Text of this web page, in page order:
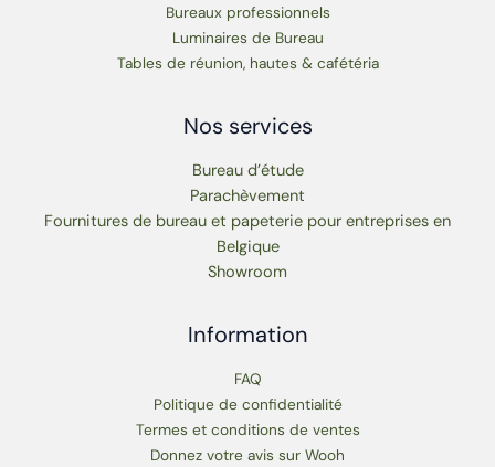
Bureaux professionnels
Luminaires de Bureau
Tables de réunion, hautes & cafétéria
Nos services
Bureau d’étude
Parachèvement
Fournitures de bureau et papeterie pour entreprises en
Belgique
Showroom
Information
FAQ
Politique de confidentialité
Termes et conditions de ventes
Donnez votre avis sur Wooh